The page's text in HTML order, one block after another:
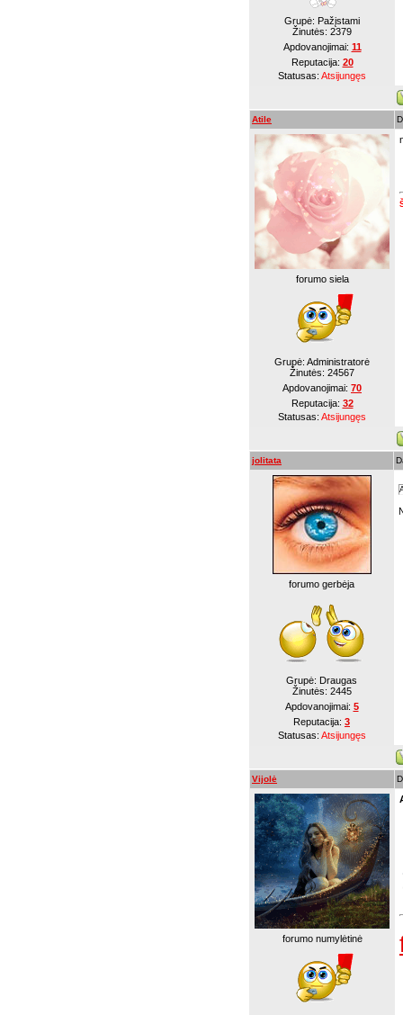
Grupė: Pažįstami
Žinutės: 2379
Apdovanojimai: 11
Reputacija: 20
Statusas: Atsijungęs
Atile
forumo siela
Grupė: Administratorė
Žinutės: 24567
Apdovanojimai: 70
Reputacija: 32
Statusas: Atsijungęs
jolitata
forumo gerbėja
Grupė: Draugas
Žinutės: 2445
Apdovanojimai: 5
Reputacija: 3
Statusas: Atsijungęs
Vijolė
forumo numylėtinė